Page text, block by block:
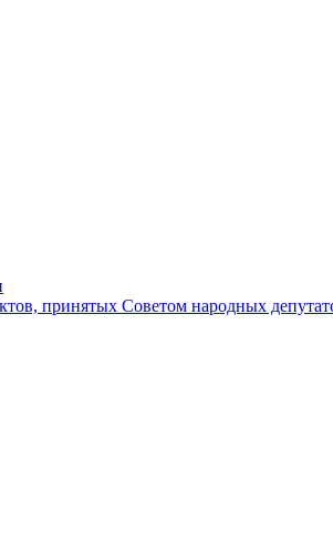
принятых Советом народных